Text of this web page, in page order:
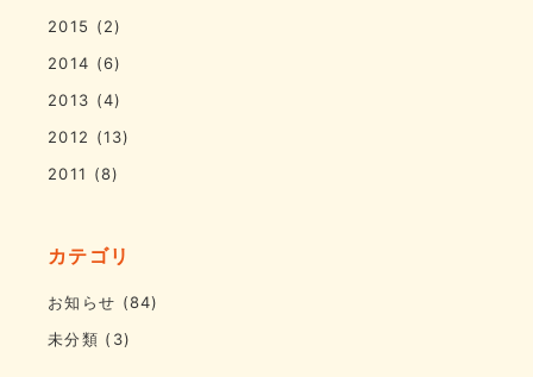
2015 (2)
2014 (6)
2013 (4)
2012 (13)
2011 (8)
カテゴリ
お知らせ (84)
未分類 (3)